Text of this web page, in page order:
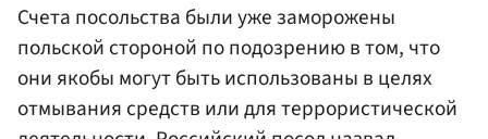
Счета посольства были уже заморожены
польской стороной по подозрению в том, что
они якобы могут быть использованы в целях
отмывания средств или для террористической